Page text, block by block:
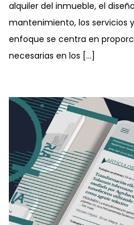
alquiler del inmueble, el
mantenimiento, los servicios
enfoque se centra en
necesarias en los […]